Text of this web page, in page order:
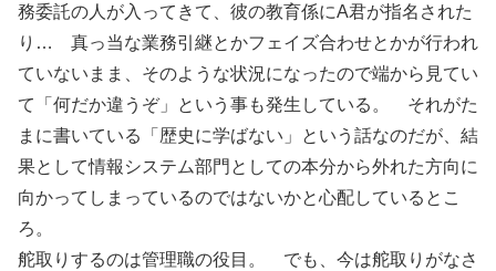
務委託の人が入ってきて、彼の教育係にA君が指名された
り… 真っ当な業務引継とかフェイズ合わせとかが行われ
ていないまま、そのような状況になったので端から見てい
て「何だか違うぞ」という事も発生している。 それがた
まに書いている「歴史に学ばない」という話なのだが、結
果として情報システム部門としての本分から外れた方向に
向かってしまっているのではないかと心配しているとこ
ろ。
舵取りするのは管理職の役目。 でも、今は舵取りがなさ